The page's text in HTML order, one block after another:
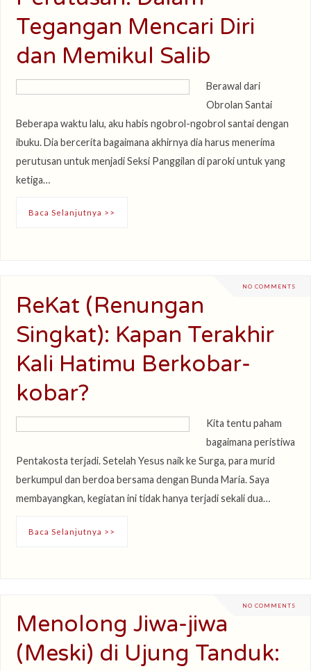
Tegangan Mencari Diri
dan Memikul Salib
Berawal dari
Obrolan Santai
Beberapa waktu lalu, aku habis ngobrol-ngobrol santai dengan
ibuku. Dia bercerita bagaimana akhirnya dia harus menerima
perutusan untuk menjadi Seksi Panggilan di paroki untuk yang
ketiga…
Baca Selanjutnya >>
NO COMMENTS
ReKat (Renungan
Singkat): Kapan Terakhir
Kali Hatimu Berkobar-
kobar?
Kita tentu paham
bagaimana peristiwa
Pentakosta terjadi. Setelah Yesus naik ke Surga, para murid
berkumpul dan berdoa bersama dengan Bunda Maria. Saya
membayangkan, kegiatan ini tidak hanya terjadi sekali dua…
Baca Selanjutnya >>
NO COMMENTS
Menolong Jiwa-jiwa
(Meski) di Ujung Tanduk: